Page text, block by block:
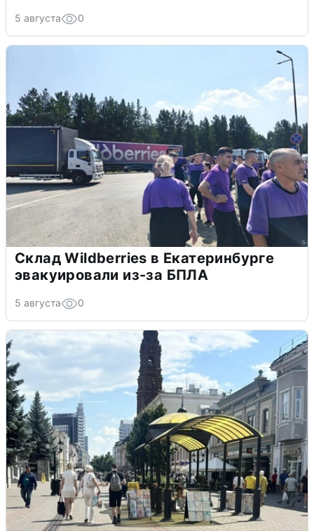
5 августа 0
Склад Wildberries в Екатеринбурге
эвакуировали из-за БПЛА
5 августа 0